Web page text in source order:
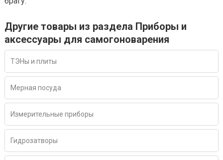
Другие товары из раздела Приборы и
аксессуары для самогоноварения
ТЭНы и плиты
Мерная посуда
Измерительные приборы
Гидрозатворы